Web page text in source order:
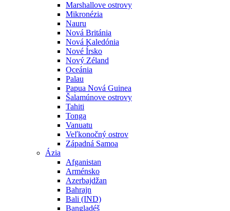
Marshallove ostrovy
Mikronézia
Nauru
Nová Británia
Nová Kaledónia
Nové Írsko
Nový Zéland
Oceánia
Palau
Papua Nová Guinea
Šalamúnove ostrovy
Tahiti
Tonga
Vanuatu
Veľkonočný ostrov
Západná Samoa
Ázia
Afganistan
Arménsko
Azerbajdžan
Bahrajn
Bali (IND)
Bangladéš